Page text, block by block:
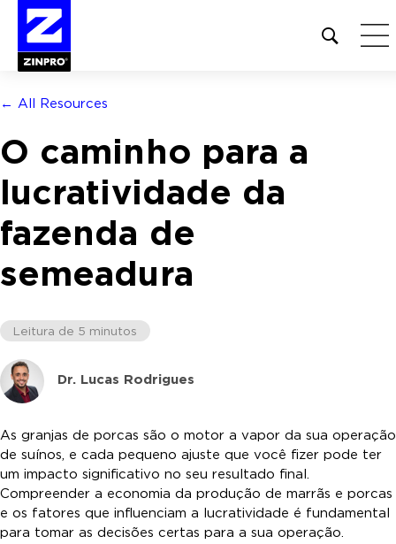
Open
site
por:
← All Resources
O caminho para a
lucratividade da
fazenda de
semeadura
Leitura de 5 minutos
Dr. Lucas Rodrigues
As granjas de porcas são o motor a vapor da sua operação
de suínos, e cada pequeno ajuste que você fizer pode ter
um impacto significativo no seu resultado final.
Compreender a economia da produção de marrãs e porcas
e os fatores que influenciam a lucratividade é fundamental
para tomar as decisões certas para a sua operação.